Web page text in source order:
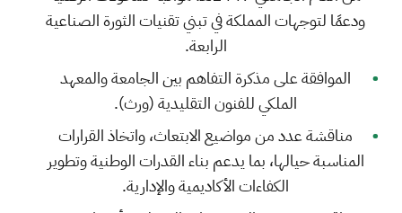
ودعمًا لتوجهات المملكة في تبني تقنيات الثورة الصناعية
الرابعة.
الموافقة على مذكرة التفاهم بين الجامعة والمعهد
الملكي للفنون التقليدية (ورث).
مناقشة عدد من مواضيع الابتعاث، واتخاذ القرارات
المناسبة حيالها، بما يدعم بناء القدرات الوطنية وتطوير
الكفاءات الأكاديمية والإدارية.